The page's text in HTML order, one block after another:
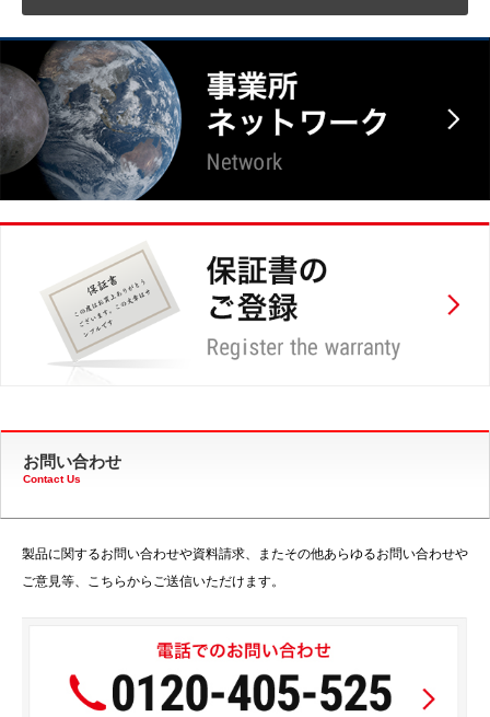
お問い合わせ
Contact Us
製品に関するお問い合わせや資料請求、またその他あらゆるお問い合わせや
ご意見等、こちらからご送信いただけます。